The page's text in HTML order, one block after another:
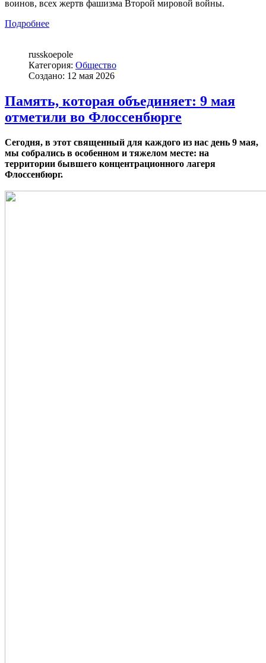
воинов, всех жертв фашизма Второй мировой войны.
Подробнее
russkoepole
Категория: Общество
Создано: 12 мая 2026
Память, которая объединяет: 9 мая
отметили во Флоссенбюрге
Сегодня, в этот священный для каждого из нас день 9 мая,
мы собрались в особенном и тяжелом месте: на
территории бывшего концентрационного лагеря
Флоссенбюрг.